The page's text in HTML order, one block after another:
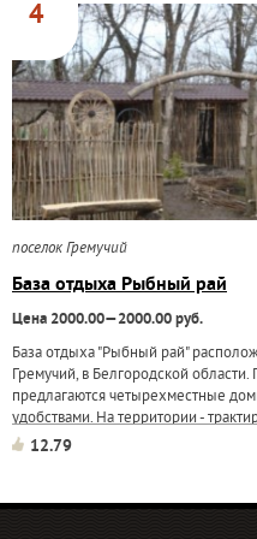
4
поселок Гремучий
База отдыха Рыбный рай
Цена 2000.00—2000.00 руб.
База отдыха "Рыбный рай"
Гремучий, в Белгородской области.
предлагаются четырехместные
удобствами. На территории -
из продуктов, выращенных на
12.79